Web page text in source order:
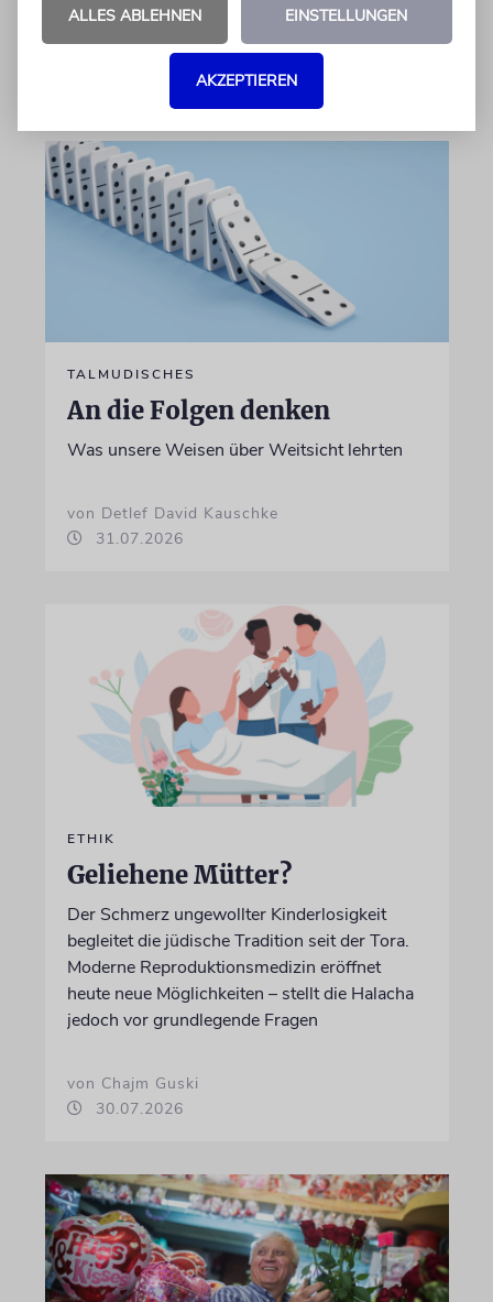
von Yonatan Amrani
TALMUDISCHES
An die Folgen denken
Was unsere Weisen über Weitsicht lehrten
von Detlef David Kauschke
31.07.2026
ETHIK
Geliehene Mütter?
Der Schmerz ungewollter Kinderlosigkeit
begleitet die jüdische Tradition seit der Tora.
Moderne Reproduktionsmedizin eröffnet
heute neue Möglichkeiten – stellt die Halacha
jedoch vor grundlegende Fragen
von Chajm Guski
30.07.2026
ALLES ABLEHNEN EINSTELLUNGEN
AKZEPTIEREN